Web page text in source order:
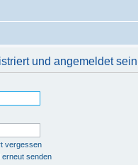
und angemeldet
vergessen
erneut senden